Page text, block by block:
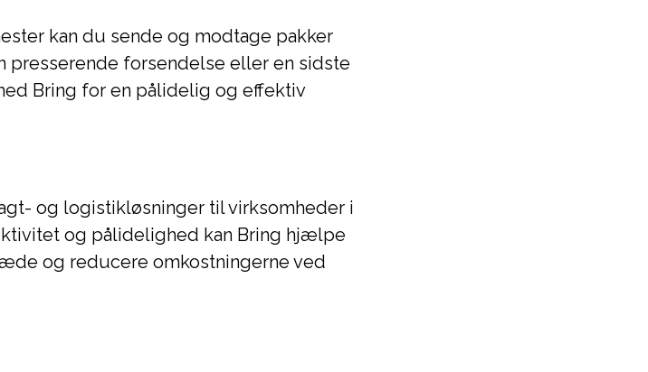
kan du sende og modtage pakker
presserende forsendelse eller en sidste
Bring for en pålidelig og effektiv
og logistikløsninger til virksomheder i
og pålidelighed kan Bring hjælpe
og reducere omkostningerne ved